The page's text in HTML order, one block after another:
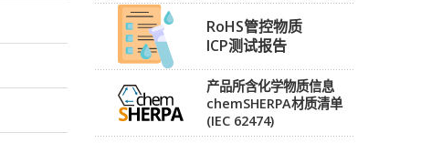
RoHS管控物质
ICP测试报告
产品所含化学物质信息
chemSHERPA材质清单
(IEC 62474)